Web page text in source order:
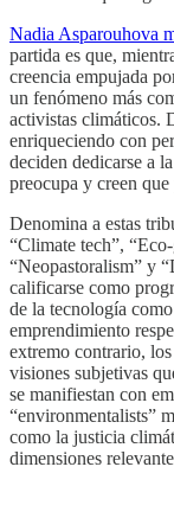
Nadia Asparouhova
partida es que,
creencia empujada
un fenómeno más
activistas climáticos.
enriqueciendo con
deciden dedicarse a
preocupa y creen
Denomina a estas
“Climate tech”,
“Neopastoralism” y
calificarse como
de la tecnología
emprendimiento
extremo contrario, los
visiones subjetivas
se manifiestan con
“environmentalists”
como la justicia
dimensiones